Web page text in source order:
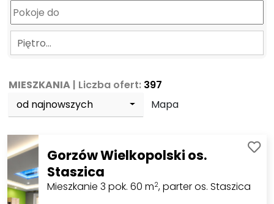
Piętro…
MIESZKANIA | Liczba ofert: 397
od najnowszych
Mapa
Gorzów Wielkopolski os.
Staszica
Mieszkanie 3 pok. 60 m2, parter os. Staszica